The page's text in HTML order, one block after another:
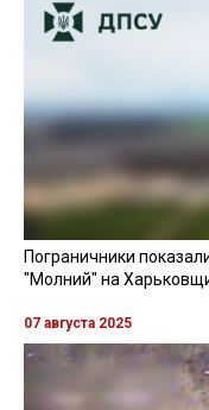
Пограничники
"Молний" на
07 августа 2025